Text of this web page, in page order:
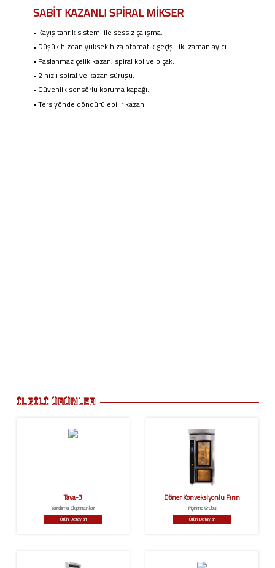
SABIT KAZANLI SPIRAL MIKSER
• Kayış tahrik sistemi ile sessiz çalışma.
• Düşük hızdan yüksek hıza otomatik geçişli iki zamanlayıcı.
• Paslanmaz çelik kazan, spiral kol ve bıçak.
• 2 hızlı spiral ve kazan sürüşü.
• Güvenlik sensörlü koruma kapağı.
• Ters yönde döndürülebilir kazan.
İLGİLİ ÜRÜNLER
Tava-3
Yardımcı Ekipmanlar
Ürün Detayları
Döner Konveksiyonlu Fırın
Pişirme Grubu
Ürün Detayları